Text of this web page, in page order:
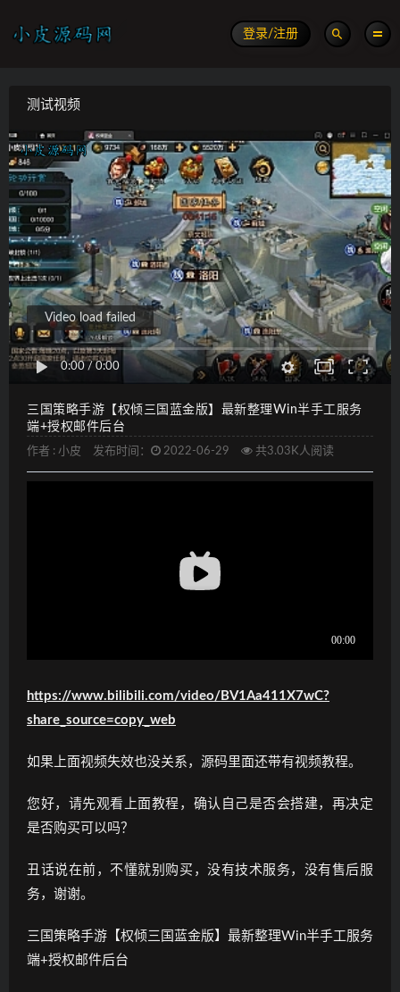
登录/注册
测试视频
0:00 / 0:00
Video load failed
三国策略手游【权倾三国蓝金版】最新整理Win半手工服务
端+授权邮件后台
作者 : 小皮 发布时间： 2022-06-29 共3.03K人阅读
https://www.bilibili.com/video/BV1Aa411X7wC?
share_source=copy_web
如果上面视频失效也没关系，源码里面还带有视频教程。
您好，请先观看上面教程，确认自己是否会搭建，再决定
是否购买可以吗？
丑话说在前，不懂就别购买，没有技术服务，没有售后服
务，谢谢。
三国策略手游【权倾三国蓝金版】最新整理Win半手工服务
端+授权邮件后台